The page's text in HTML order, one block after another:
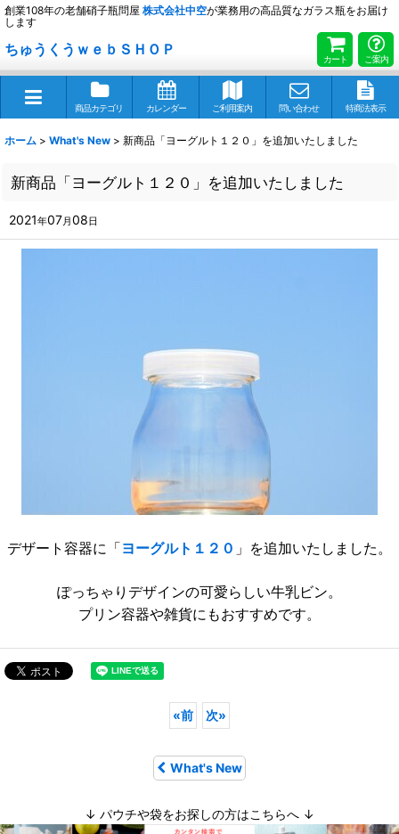
創業108年の老舗硝子瓶問屋 株式会社中空が業務用の高品質なガラス瓶をお届け
します
ちゅうくうｗｅｂＳＨＯＰ
カート ご案内
商品カテゴリ カレンダー ご利用案内 問い合わせ 特商法表示
ホーム > What's New > 新商品「ヨーグルト１２０」を追加いたしました
新商品「ヨーグルト１２０」を追加いたしました
2021年07月08日
デザート容器に「 ヨーグルト１２０ 」を追加いたしました。
ぽっちゃりデザインの可愛らしい牛乳ビン。
プリン容器や雑貨にもおすすめです。
«前 次»
What's New
↓ パウチや袋をお探しの方はこちらへ ↓